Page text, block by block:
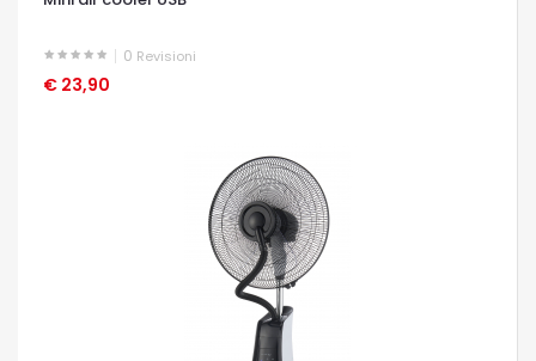
0 Revisioni
€ 23,90
OCCHIATA VELOCE